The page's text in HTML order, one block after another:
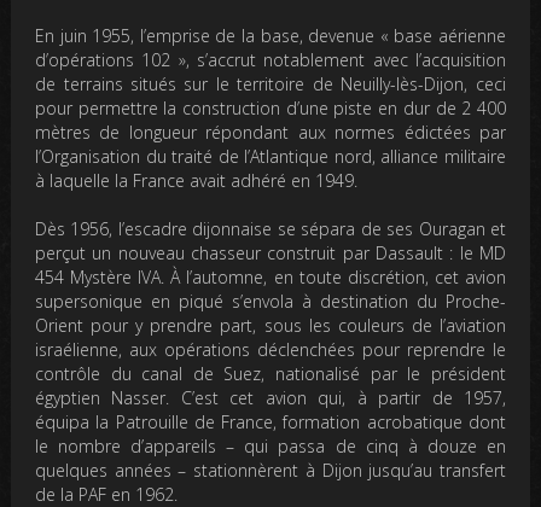
En juin 1955, l’emprise de la base, devenue « base aérienne
d’opérations 102 », s’accrut notablement avec l’acquisition
de terrains situés sur le territoire de Neuilly-lès-Dijon, ceci
pour permettre la construction d’une piste en dur de 2 400
mètres de longueur répondant aux normes édictées par
l’Organisation du traité de l’Atlantique nord, alliance militaire
à laquelle la France avait adhéré en 1949.
Dès 1956, l’escadre dijonnaise se sépara de ses Ouragan et
perçut un nouveau chasseur construit par Dassault : le MD
454 Mystère IVA. À l’automne, en toute discrétion, cet avion
supersonique en piqué s’envola à destination du Proche-
Orient pour y prendre part, sous les couleurs de l’aviation
israélienne, aux opérations déclenchées pour reprendre le
contrôle du canal de Suez, nationalisé par le président
égyptien Nasser. C’est cet avion qui, à partir de 1957,
équipa la Patrouille de France, formation acrobatique dont
le nombre d’appareils – qui passa de cinq à douze en
quelques années – stationnèrent à Dijon jusqu’au transfert
de la PAF en 1962.